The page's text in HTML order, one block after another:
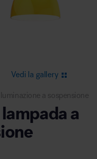
Vedi la gallery
illuminazione a sospensione
a